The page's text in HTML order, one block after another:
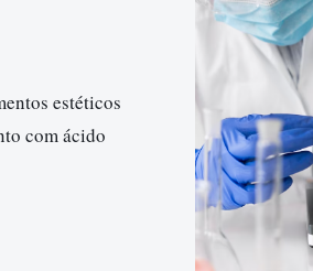
estéticos
com ácido